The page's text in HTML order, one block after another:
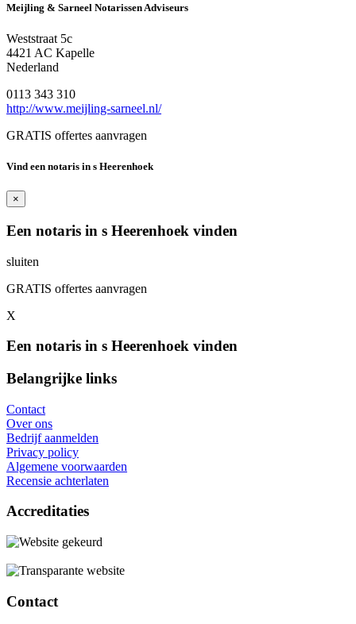
Meijling & Sarneel Notarissen Adviseurs
Weststraat 5c
4421 AC Kapelle
Nederland
0113 343 310
http://www.meijling-sarneel.nl/
GRATIS offertes aanvragen
Vind een notaris in s Heerenhoek
×
Een notaris in s Heerenhoek vinden
sluiten
GRATIS offertes aanvragen
X
Een notaris in s Heerenhoek vinden
Belangrijke links
Contact
Over ons
Bedrijf aanmelden
Privacy policy
Algemene voorwaarden
Recensie achterlaten
Accreditaties
Contact